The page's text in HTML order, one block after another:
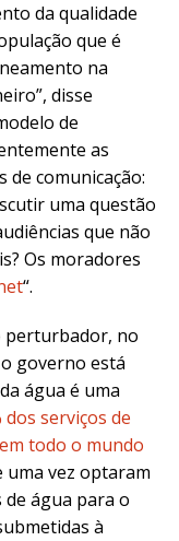
da qualidade
que é
na
disse
de
as
de comunicação:
uma questão
que não
Os moradores
“.
perturbador, no
governo está
água é uma
dos serviços de
todo o mundo
uma vez optaram
água para o
à